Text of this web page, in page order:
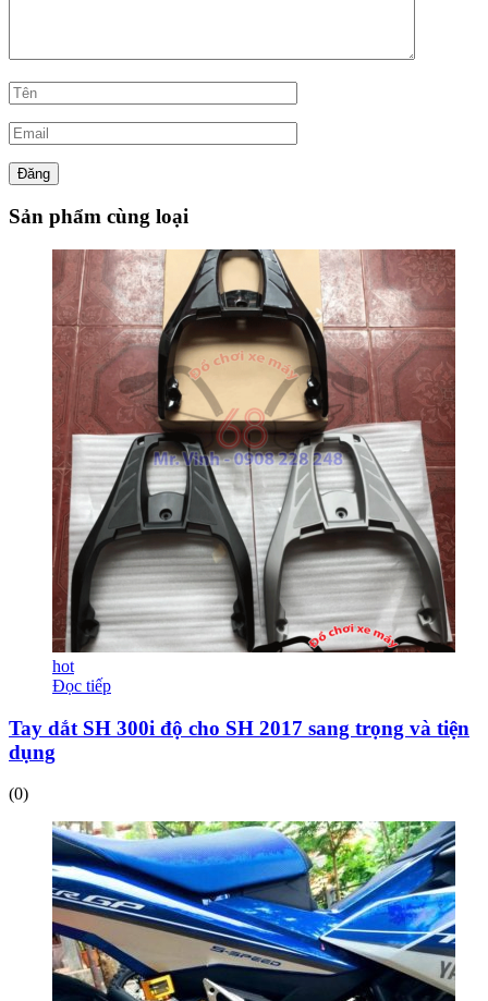
Sản phẩm cùng loại
hot
Đọc tiếp
Tay dắt SH 300i độ cho SH 2017 sang trọng và tiện
dụng
(0)